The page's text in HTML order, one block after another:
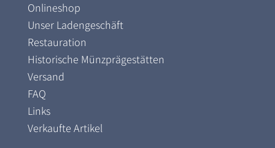
Onlineshop
Unser Ladengeschäft
Restauration
Historische Münzprägestätten
Versand
FAQ
Links
Verkaufte Artikel